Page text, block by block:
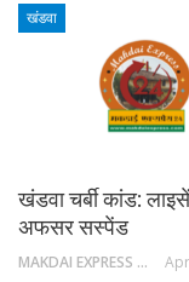
खंडवा
खंडवा चर्बी कांड:
अफसर सस्पेंड
MAKDAI EXPRESS 24